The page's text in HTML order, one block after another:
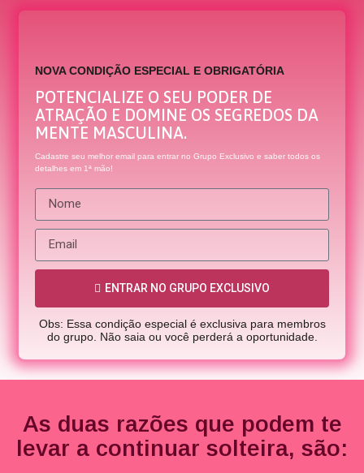
NOVA CONDIÇÃO ESPECIAL E OBRIGATÓRIA
POTENCIALIZE O SEU PODER DE
ATRAÇÃO E DOMINE OS SEGREDOS DA
MENTE MASCULINA.
Cadastre seu melhor email para entrar no Grupo Exclusivo e saber todos os
detalhes em 1ª mão!
ENTRAR NO GRUPO EXCLUSIVO
Obs: Essa condição especial é exclusiva para membros
do grupo. Não saia ou você perderá a oportunidade.
As duas razões que podem te
levar a continuar solteira, são: